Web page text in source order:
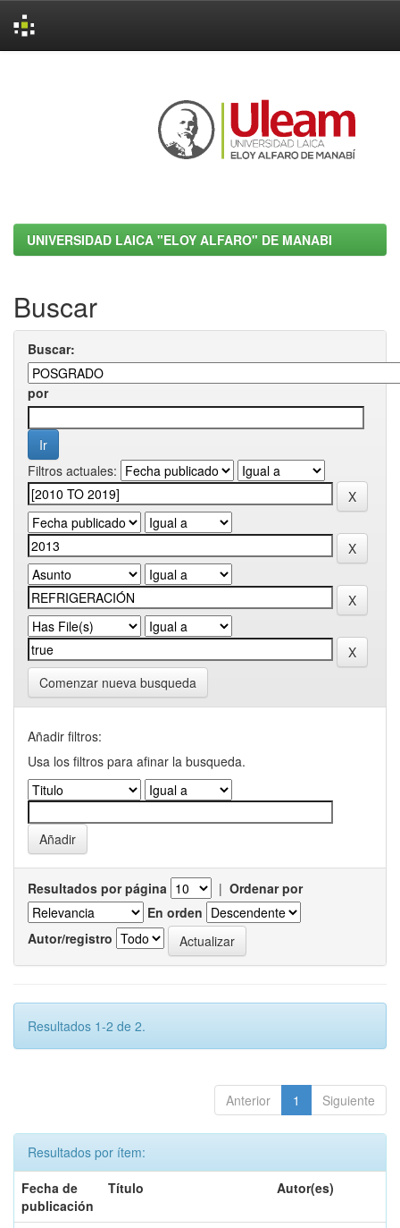
UNIVERSIDAD LAICA "ELOY ALFARO" DE MANABI
Buscar
Buscar:
por
Filtros actuales:
Comenzar nueva busqueda
Añadir filtros:
Usa los filtros para afinar la busqueda.
Resultados por página | Ordenar por
En orden
Autor/registro
Resultados 1-2 de 2.
Anterior 1 Siguiente
Resultados por ítem:
Fecha de
publicación
Título Autor(es)